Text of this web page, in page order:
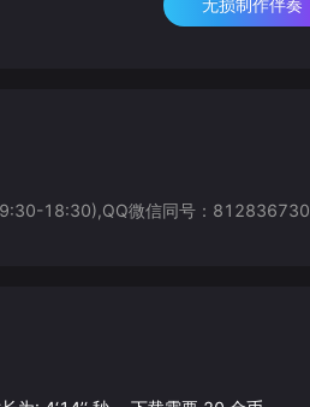
无损制作伴奏
9:30-18:30),QQ微信同号：812836730